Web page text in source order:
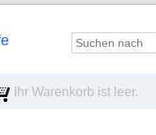
Ihr Warenkorb ist leer.